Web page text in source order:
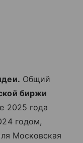
Общий
биржи
2025 года
годом,
Московская